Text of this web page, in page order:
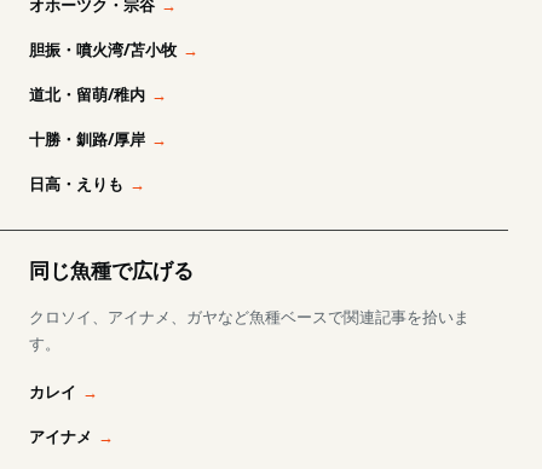
オホーツク・宗谷
胆振・噴火湾/苫小牧
道北・留萌/稚内
十勝・釧路/厚岸
日高・えりも
同じ魚種で広げる
クロソイ、アイナメ、ガヤなど魚種ベースで関連記事を拾いま
す。
カレイ
アイナメ